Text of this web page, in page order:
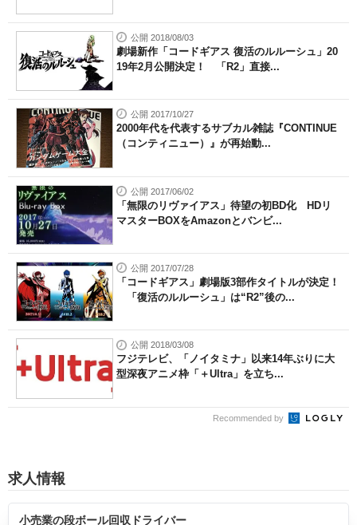
公開 2018/08/03
劇場新作「コードギアス 復活のルルーシュ」20
19年2月公開決定！ 「R2」直接...
公開 2017/10/27
2000年代を代表するサブカル雑誌『CONTINUE
（コンティニュー）』が再始動...
公開 2017/06/02
「無限のリヴァイアス」待望の初BD化 HDリ
マスターBOXをAmazonとバンビ...
公開 2017/07/28
「コードギアス」劇場版3部作タイトルが決定！
「復活のルルーシュ」は“R2”後の...
公開 2018/03/08
フジテレビ、「ノイタミナ」以来14年ぶりに大
型深夜アニメ枠「＋Ultra」を立ち...
Recommended by
求人情報
小売業の段ボール回収ドライバー